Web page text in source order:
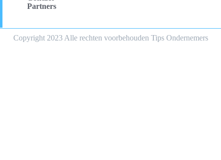
Partners
Copyright 2023 Alle rechten voorbehouden Tips Ondernemers